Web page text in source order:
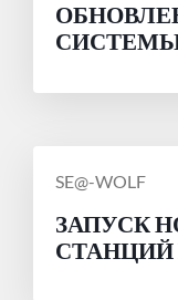
СООБЩЕНИЕ
SE@-WOLF
ЗАПУСК
СТАНЦИЙ